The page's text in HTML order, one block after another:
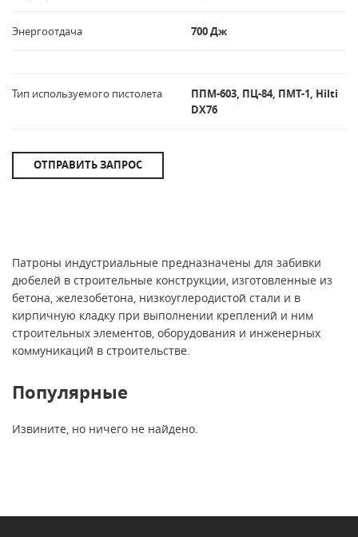
Энергоотдача 700 Дж
Тип используемого пистолета
ППМ-603, ПЦ-84, ПМТ-1, Hilti
DX76
ОТПРАВИТЬ ЗАПРОС
Патроны индустриальные предназначены для забивки
дюбелей в строительные конструкции, изготовленные из
бетона, железобетона, низкоуглеродистой стали и в
кирпичную кладку при выполнении креплений и ним
строительных элементов, оборудования и инженерных
коммуникаций в строительстве.
Популярные
Извините, но ничего не найдено.